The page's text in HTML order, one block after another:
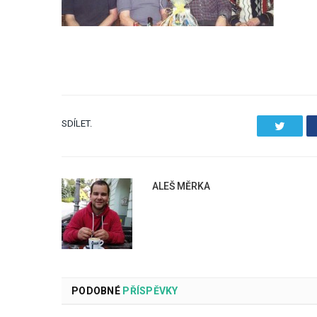
SDÍLET.
ALEŠ MĚRKA
PODOBNÉPŘÍSPĚVKY